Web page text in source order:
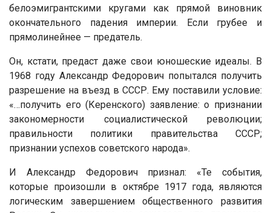
белоэмигрантскими кругами как прямой виновник
окончательного падения империи. Если грубее и
прямолинейнее — предатель.
Он, кстати, предаст даже свои юношеские идеалы. В
1968 году Александр Федорович попытался получить
разрешение на въезд в СССР. Ему поставили условие:
«…получить его (Керенского) заявление: о признании
закономерности социалистической революции;
правильности политики правительства СССР;
признании успехов советского народа».
И Александр Федорович признал: «Те события,
которые произошли в октябре 1917 года, являются
логическим завершением общественного развития